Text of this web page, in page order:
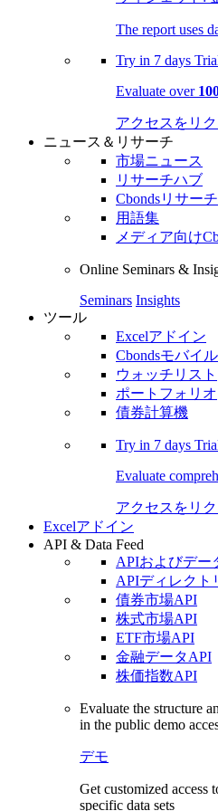
The report uses
Try in 7 days
Evaluate over
アクセスをリ
ニュース＆リサーチ
市場ニュース
リサーチハブ
Cbondsリサーチ
用語集
メディア向け
Online Seminars &
Seminars Insights
ツール
Excelアドイン
Cbondsモバイ
ウォッチリスト
ポートフォリオ
債券計算機
Try in 7 days
Evaluate
アクセスをリ
Excelアドイン
API & Data Feed
APIおよびデー
APIディレクト
債券市場API
株式市場API
ETF市場API
金融データAPI
株価指数API
Evaluate the structure
in the public demo
デモ
Get customized access
specific data sets